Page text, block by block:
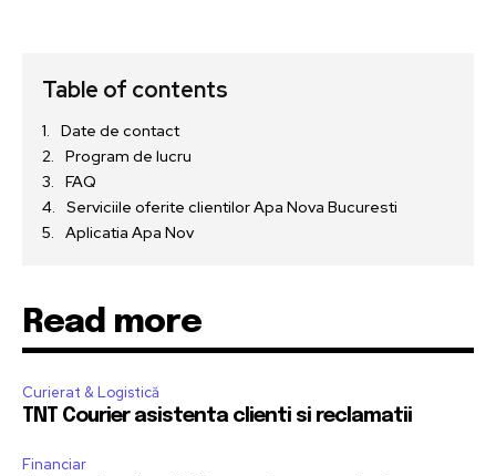
Table of contents
Date de contact
Program de lucru
FAQ
Serviciile oferite clientilor Apa Nova Bucuresti
Aplicatia Apa Nov
Read more
Curierat & Logistică
TNT Courier asistenta clienti si reclamatii
Financiar